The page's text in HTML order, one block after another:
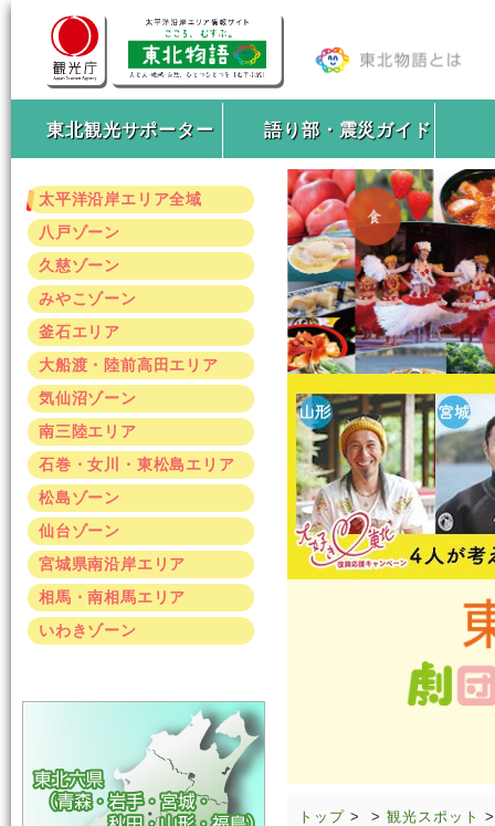
東北観光サポーター 語り部・震災ガイド
太平洋沿岸エリア全域
八戸ゾーン
久慈ゾーン
みやこゾーン
釜石エリア
大船渡・陸前高田エリア
気仙沼ゾーン
南三陸エリア
石巻・女川・東松島エリア
松島ゾーン
仙台ゾーン
宮城県南沿岸エリア
相馬・南相馬エリア
いわきゾーン
トップ > > 観光スポット